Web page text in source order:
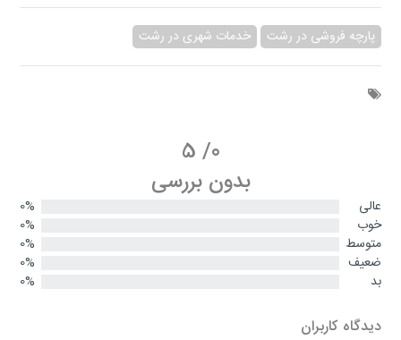
پارچه فروشی در رشت خدمات شهری در رشت
0
/
5
بدون بررسی
عالی
0%
خوب
0%
متوسط
0%
ضعیف
0%
بد
0%
دیدگاه کاربران